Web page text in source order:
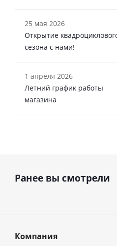
25 мая 2026
Открытие
сезона с нами!
1 апреля 2026
Летний график работы
магазина
Ранее вы смотрели
Компания